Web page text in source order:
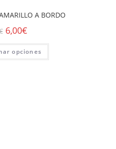
A BORDO
6,00€
opciones